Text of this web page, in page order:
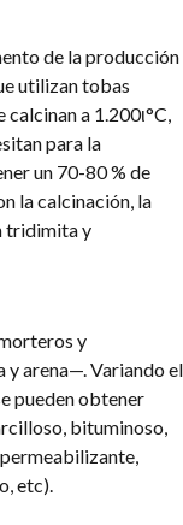
de la producción
utilizan tobas
calcinan a 1.200ι°C,
para la
un 70-80 % de
la calcinación, la
tridimita y
y
y arena—. Variando el
pueden obtener
bituminoso,
etc).